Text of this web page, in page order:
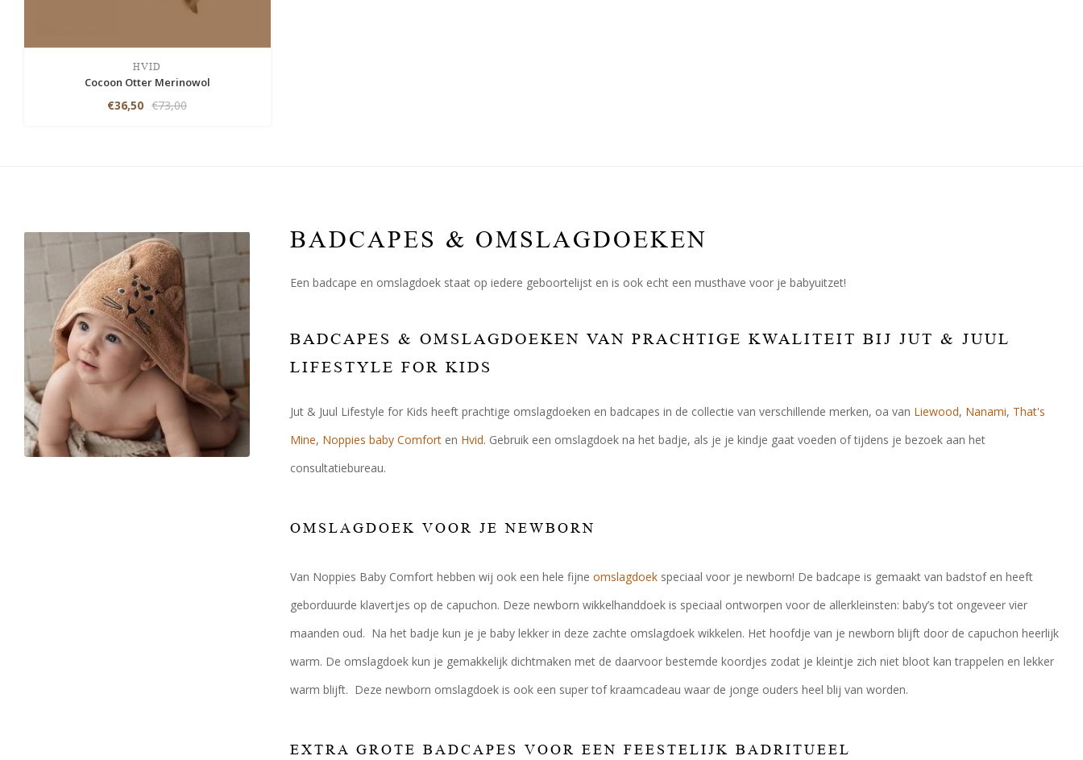
HVID
Cocoon Otter Merinowol
€36,50 €73,00
BADCAPES & OMSLAGDOEKEN
Een badcape en omslagdoek staat op iedere geboortelijst en is ook echt een musthave voor je babyuitzet!
BADCAPES & OMSLAGDOEKEN VAN PRACHTIGE KWALITEIT BIJ JUT & JUUL
LIFESTYLE FOR KIDS
Jut & Juul Lifestyle for Kids heeft prachtige omslagdoeken en badcapes in de collectie van verschillende merken, oa van Liewood, Nanami, That's
Mine, Noppies baby Comfort en Hvid. Gebruik een omslagdoek na het badje, als je je kindje gaat voeden of tijdens je bezoek aan het
consultatiebureau.
OMSLAGDOEK VOOR JE NEWBORN
Van Noppies Baby Comfort hebben wij ook een hele fijne omslagdoek speciaal voor je newborn! De badcape is gemaakt van badstof en heeft
geborduurde klavertjes op de capuchon. Deze newborn wikkelhanddoek is speciaal ontworpen voor de allerkleinsten: baby’s tot ongeveer vier
maanden oud. Na het badje kun je je baby lekker in deze zachte omslagdoek wikkelen. Het hoofdje van je newborn blijft door de capuchon heerlijk
warm. De omslagdoek kun je gemakkelijk dichtmaken met de daarvoor bestemde koordjes zodat je kleintje zich niet bloot kan trappelen en lekker
warm blijft. Deze newborn omslagdoek is ook een super tof kraamcadeau waar de jonge ouders heel blij van worden.
EXTRA GROTE BADCAPES VOOR EEN FEESTELIJK BADRITUEEL